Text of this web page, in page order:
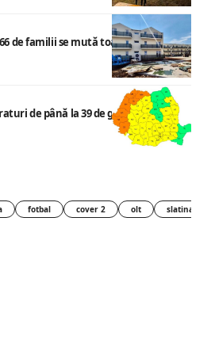
de familii se mută toamna asta
de până la 39 de grade
fotbal cover 2 olt slatina